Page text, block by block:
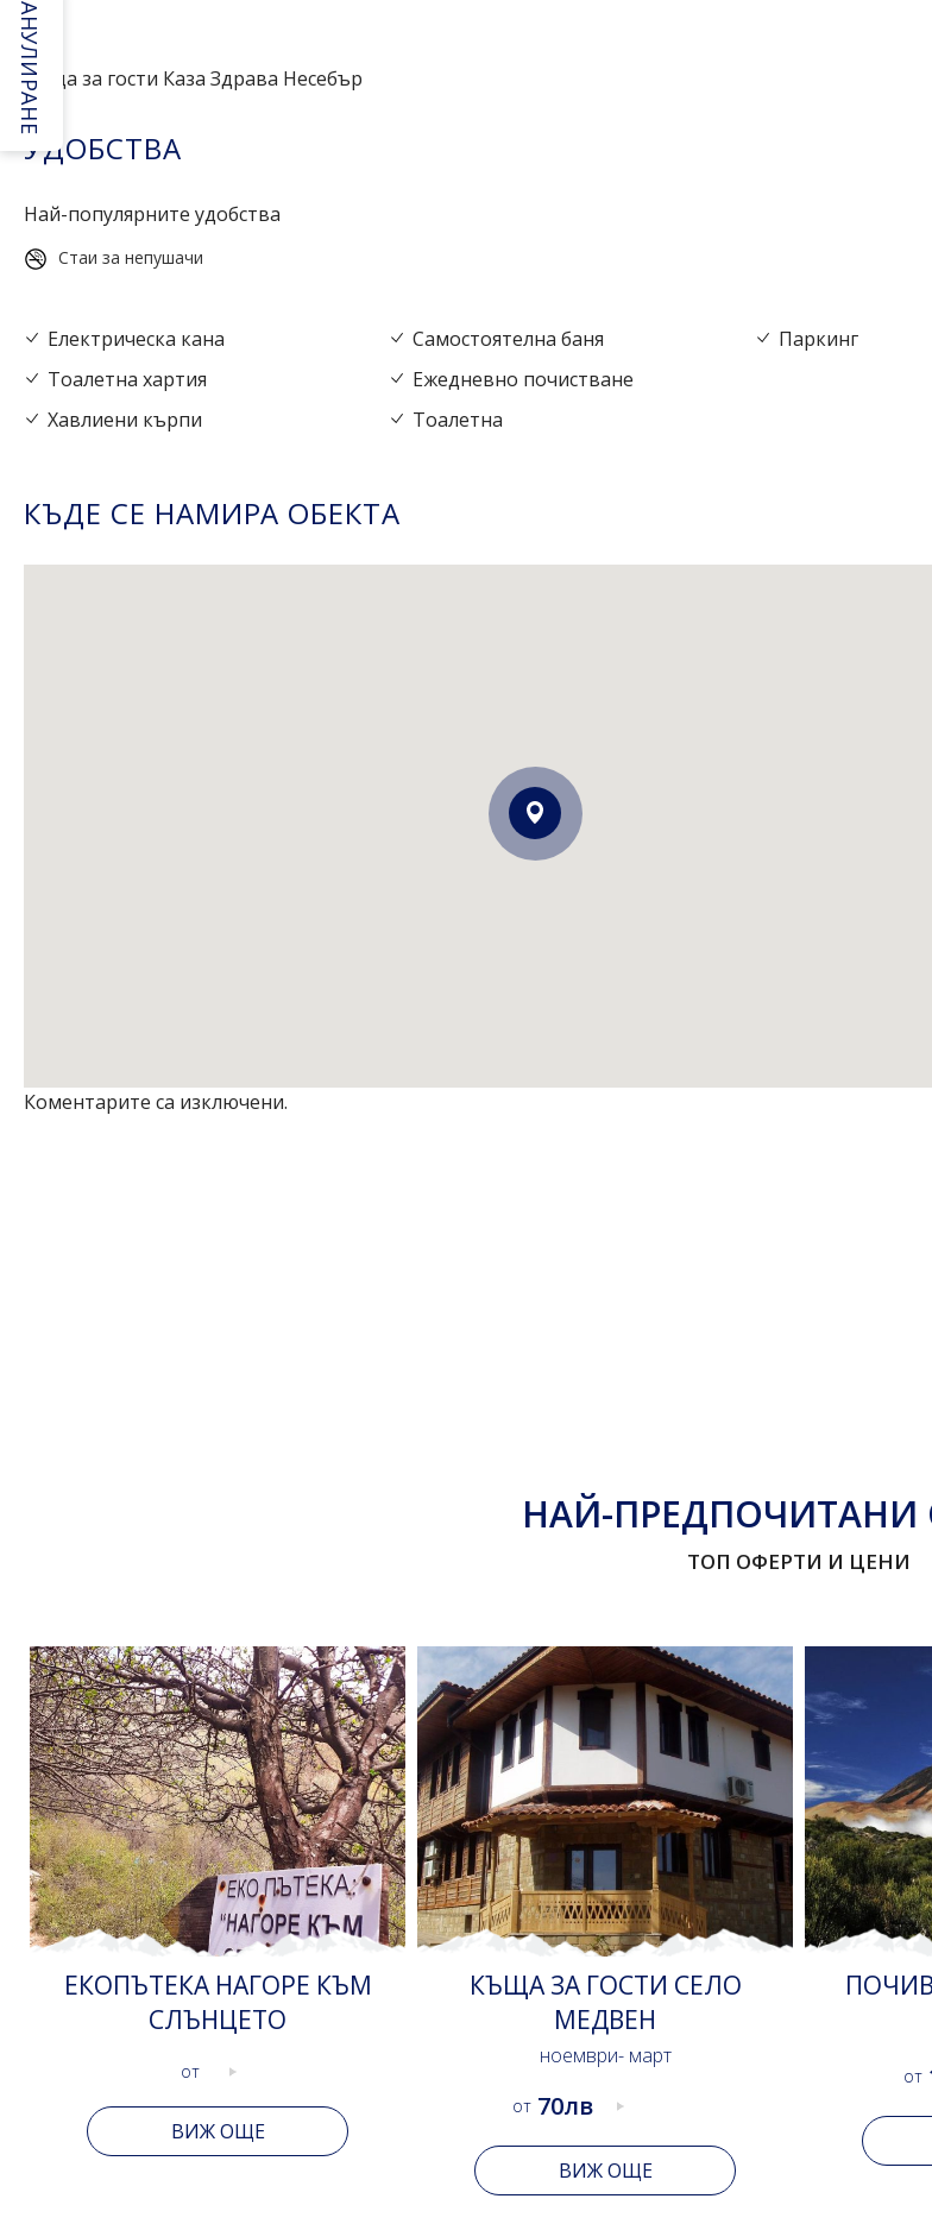
Къща за гости Каза Здрава Несебър
УДОБСТВА
Най-популярните удобства
Стаи за непушачи
Електрическа кана
Тоалетна хартия
Хавлиени кърпи
Самостоятелна баня
Ежедневно почистване
Тоалетна
Паркинг
КЪДЕ СЕ НАМИРА ОБЕКТА
Коментарите са изключени.
НАЙ-ПРЕДПОЧИТАНИ
ТОП ОФЕРТИ И ЦЕНИ
КЪЩА ЗА ГОСТИ СЕЛО
МЕДВЕН
от 70лв
ПОЧИВКА НА КАНАРСКИ
ОСТРОВИ
ВИЖ ОЩЕ
КЪЩА
намира
АНУЛИРАНЕ